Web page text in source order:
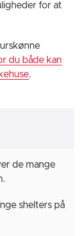
for at
du både kan
.
de mange
shelters på